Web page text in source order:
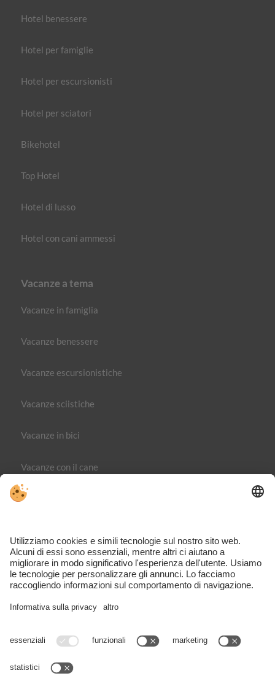
Hotel benessere
Hotel per famiglie
Hotel per escursionisti
Hotel per sciatori
Bikehotel
Top Hotel
Hotel di lusso
Hotel con cani ammessi
Vacanze a tema
Vacanze in famiglia
Vacanze benessere
Vacanze escursionistiche
Vacanze sciistiche
Vacanze in bici
Vacanze con il cane
Part. IVA IT02365710215
Impostazioni cookie individuali
alloggi nella regione di Merano – completo, ispirante e